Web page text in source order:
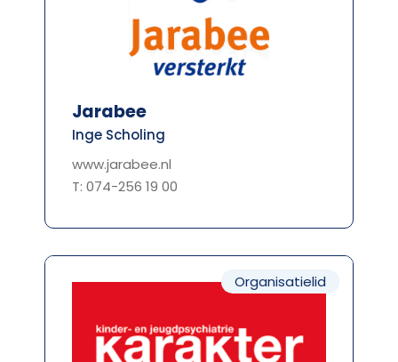
Jarabee
Inge Scholing
www.jarabee.nl
T: 074-256 19 00
Organisatielid